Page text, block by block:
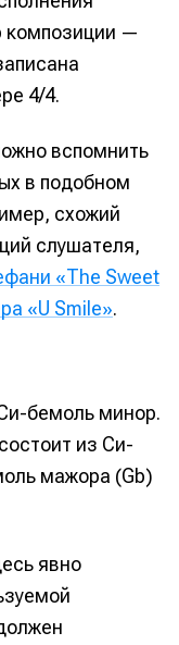
композиции —
4/4.
вспомнить
в подобном
схожий
слушателя,
«The Sweet
«U Smile».
бемоль минор.
из Си-
мажора (Gb)
явно